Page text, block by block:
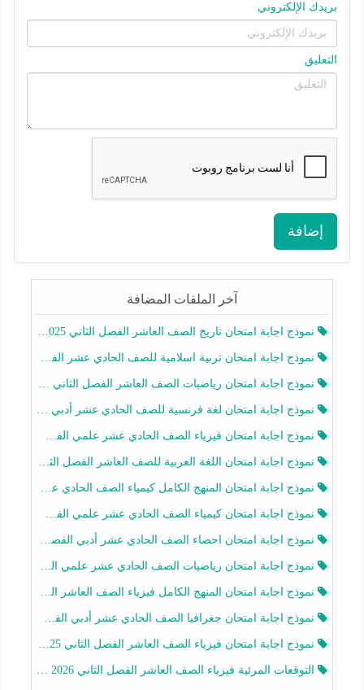
بريدك الإلكتروني
التعليق
إضافة
آخر الملفات المضافة
نموذج اجابة امتحان تاريخ الصف العاشر الفصل الثاني 2025-2026
نموذج اجابة امتحان تربية اسلامية للصف الحادي عشر الفصل الثاني 2025-2026
نموذج اجابة امتحان رياضيات الصف العاشر الفصل الثاني 2025-2026
نموذج اجابة امتحان لغة فرنسية للصف الحادي عشر أدبي الفصل الثاني 2025-2026
نموذج اجابة امتحان فيزياء الصف الحادي عشر علمي الفصل الثاني 2025-2026
نموذج اجابة امتحان اللغة العربية للصف العاشر الفصل الثاني 2025-2026
نموذج اجابة امتحان المنهج الكامل كيمياء الصف الحادي عشر علمي الفصل الثاني 2025-2026
نموذج اجابة امتحان كيمياء الصف الحادي عشر علمي الفصل الثاني 2025-2026
نموذج اجابة امتحان احصاء الصف الحادي عشر أدبي الفصل الثاني 2025-2026
نموذج اجابة امتحان رياضيات الصف الحادي عشر علمي الفصل الثاني 2025-2026
نموذج اجابة امتحان المنهج الكامل فيزياء الصف العاشر الفصل الثاني 2025-2026
نموذج اجابة امتحان جغرافيا الصف الحادي عشر أدبي الفصل الثاني 2025-2026
نموذج اجابة امتحان فيزياء الصف العاشر الفصل الثاني 2025-2026
التوقعات المرئية فيزياء الصف العاشر الفصل الثاني 2026 أ هيثم الليثي